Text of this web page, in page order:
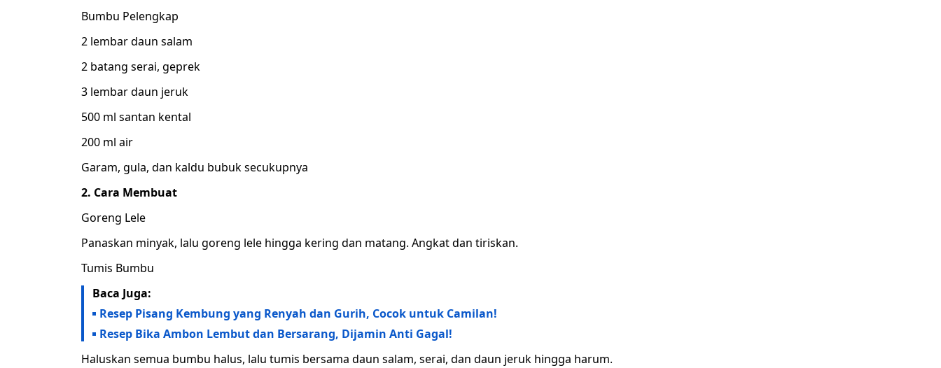
Bumbu Pelengkap
2 lembar daun salam
2 batang serai, geprek
3 lembar daun jeruk
500 ml santan kental
200 ml air
Garam, gula, dan kaldu bubuk secukupnya
2. Cara Membuat
Goreng Lele
Panaskan minyak, lalu goreng lele hingga kering dan matang. Angkat dan tiriskan.
Tumis Bumbu
Baca Juga:
Resep Pisang Kembung yang Renyah dan Gurih, Cocok untuk Camilan!
Resep Bika Ambon Lembut dan Bersarang, Dijamin Anti Gagal!
Haluskan semua bumbu halus, lalu tumis bersama daun salam, serai, dan daun jeruk hingga harum.